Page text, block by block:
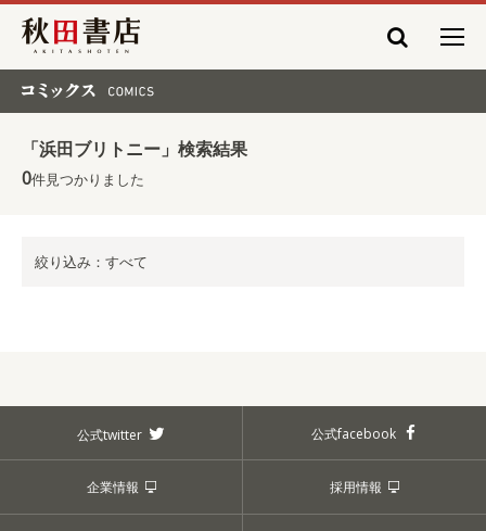
秋田書店
「浜田ブリトニー」検索結果
0件見つかりました
絞り込み：すべて
公式twitter 公式facebook
企業情報 採用情報